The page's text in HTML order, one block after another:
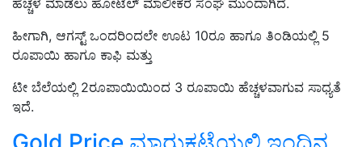
ಹೆಚ್ಚಳ ಮಾಡಲು ಹೋಟೆಲ್‌ ಮಾಲೀಕರ ಸಂಘ ಮುಂದಾಗಿದೆ.
ಹೀಗಾಗಿ, ಆಗಸ್ಟ್‌ ಒಂದರಿಂದಲೇ ಊಟ 10ರೂ ಹಾಗೂ ತಿಂಡಿಯಲ್ಲಿ 5
ರೂಪಾಯಿ ಹಾಗೂ ಕಾಫಿ ಮತ್ತು
ಟೀ ಬೆಲೆಯಲ್ಲಿ 2ರೂಪಾಯಿಯಿಂದ 3 ರೂಪಾಯಿ ಹೆಚ್ಚಳವಾಗುವ ಸಾಧ್ಯತೆ
ಇದೆ.